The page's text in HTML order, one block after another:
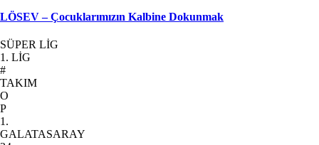
LÖSEV – Çocuklarımızın Kalbine Dokunmak
SÜPER LİG
1. LİG
#
TAKIM
O
P
1.
GALATASARAY